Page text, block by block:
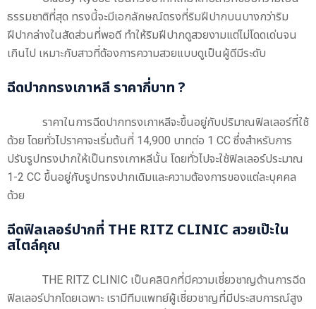
ธรรมชาติที่สุด ทรงนี้จะมีเอกลักษณ์ตรงที่ริมฝีปากบนบางกว่าริม
ฝีปากล่างในสัดส่วนที่พอดี ทำให้ริมฝีปากดูสวยงามแต่ไม่โดดเด่นจน
เกินไป เหมาะกับสาวที่ต้องการความสวยแบบดูเป็นผู้ดีมีระดับ
ฉีดปากทรงเกาหลี ราคากี่บาท ?
ราคาในการฉีดปากทรงเกาหลีจะขึ้นอยู่กับปริมาณฟิลเลอร์ที่ใช้
ด้วย โดยทั่วไปราคาจะเริ่มต้นที่ 14,900 บาทต่อ 1 CC ซึ่งสำหรับการ
ปรับรูปทรงปากให้เป็นทรงเกาหลีนั้น โดยทั่วไปจะใช้ฟิลเลอร์ประมาณ
1-2 CC ขึ้นอยู่กับรูปทรงปากเดิมและความต้องการของแต่ละบุคคล
ด้วย
ฉีดฟิลเลอร์ปากที่ THE RITZ CLINIC สวยเป๊ะใน
สไตล์คุณ
THE RITZ CLINIC เป็นคลินิกที่มีความเชี่ยวชาญด้านการฉีด
ฟิลเลอร์ปากโดยเฉพาะ เรามีทีมแพทย์ผู้เชี่ยวชาญที่มีประสบการณ์สูง